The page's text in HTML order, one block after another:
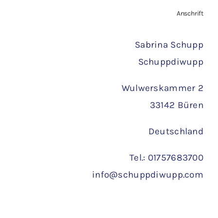
Anschrift
Sabrina Schupp
Schuppdiwupp
Wulwerskammer 2
33142 Büren
Deutschland
Tel.: 01757683700
info@schuppdiwupp.com